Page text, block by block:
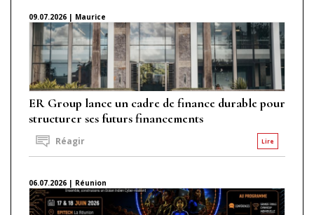
09.07.2026 | Maurice
ER Group lance un cadre de finance durable pour
structurer ses futurs financements
Lire
Réagir
06.07.2026 | Réunion